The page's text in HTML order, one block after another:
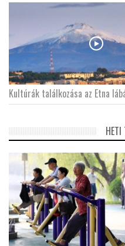
Kultúrák találkozása az Etna
HETI